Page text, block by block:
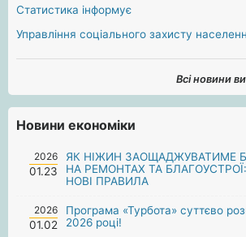
Статистика інформує
Управління соціального захисту
Всі новини
Новини економіки
2026
01.23
ЯК НІЖИН ЗАОЩАДЖУВАТИМЕ
НА РЕМОНТАХ ТА
НОВІ ПРАВИЛА
2026
01.02
Програма «Турбота» суттєво
2026 році!